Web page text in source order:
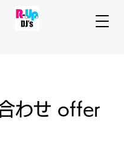
わせ offer